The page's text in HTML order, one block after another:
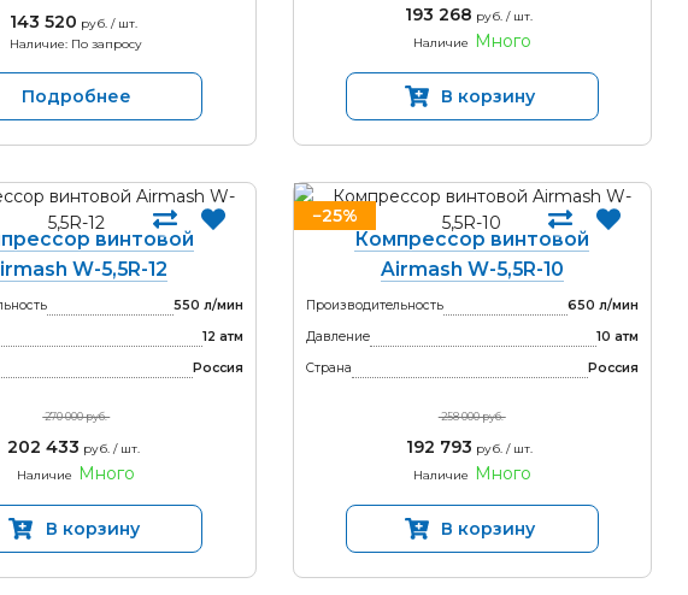
143 520 руб. / шт.
Наличие: По запросу
Подробнее
193 268 руб. / шт.
Наличие
Много
В корзину
винтовой
W-5,5R-12
550 л/мин
12 атм
Россия
270 000 руб.
202 433 руб. / шт.
Наличие
Много
В корзину
−25%
Компрессор винтовой
Airmash W-5,5R-10
Производительность
650 л/мин
Давление
10 атм
Страна
Россия
258 000 руб.
192 793 руб. / шт.
Наличие
Много
В корзину